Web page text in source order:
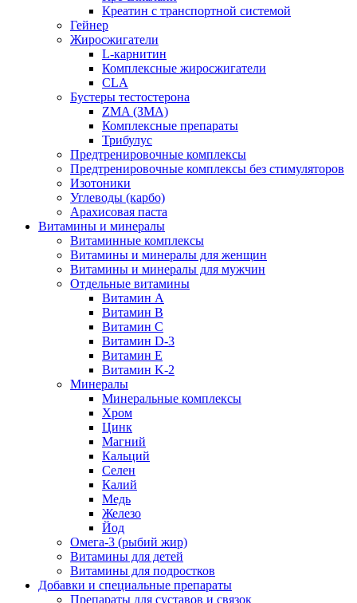
Креатин с транспортной системой
Гейнер
Жиросжигатели
L-карнитин
Комплексные жиросжигатели
CLA
Бустеры тестостерона
ZMA (ЗМА)
Комплексные препараты
Трибулус
Предтренировочные комплексы
Предтренировочные комплексы без стимуляторов
Изотоники
Углеводы (карбо)
Арахисовая паста
Витамины и минералы
Витаминные комплексы
Витамины и минералы для женщин
Витамины и минералы для мужчин
Отдельные витамины
Витамин А
Витамин B
Витамин C
Витамин D-3
Витамин Е
Витамин K-2
Минералы
Минеральные комплексы
Хром
Цинк
Магний
Кальций
Селен
Калий
Медь
Железо
Йод
Омега-3 (рыбий жир)
Витамины для детей
Витамины для подростков
Добавки и специальные препараты
Препараты для суставов и связок